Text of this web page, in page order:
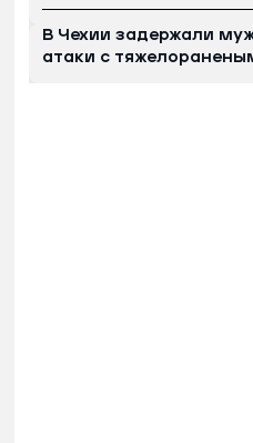
В Чехии задержали
атаки с